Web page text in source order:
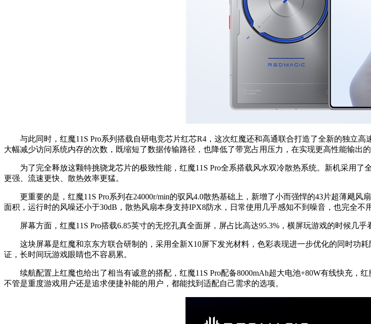
与此同时，红魔11S Pro系列搭载自研电竞芯片红芯R4，这次红魔还和高通联合打造了全新的独立高
大幅减少访问系统内存的次数，既缩短了数据传输路径，也降低了带宽占用压力，在实现更高性能输出
为了完全释放这颗特挑骁龙芯片的极致性能，红魔11S Pro全系搭载风水双冷散热系统。新机采用了
更强、流速更快、散热效率更猛。
更重要的是，红魔11S Pro系列在24000r/min的驭风4.0散热基础上，新增了小而强悍的43片超薄飓风
面积，运行时的风噪还小于30dB，散热风扇本身支持IPX8防水，日常使用几乎感知不到噪音，也完全不
屏幕方面，红魔11S Pro搭载6.85英寸的无挖孔真全面屏，屏占比高达95.3%，横屏玩游戏的时候几乎
这块屏幕是红魔和京东方联合研制的，采用全新X10屏下发光材料，色彩表现进一步优化的同时功耗
证，长时间玩游戏眼睛也不容易累。
续航配置上红魔也给出了相当有诚意的搭配，红魔11S Pro配备8000mAh超大电池+80W有线快充，红
不管是重度游戏用户还是追求便捷补能的用户，都能找到适配自己需求的选项。